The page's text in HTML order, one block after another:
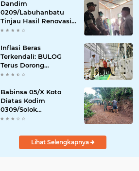
Dandim
0209/Labuhanbatu
Tinjau Hasil Renovasi
RTLH Program Karya
Tahun 2026
Inflasi Beras
Terkendali: BULOG
Terus Dorong
Perluasan Jaringan
Turun di Ratusan
Daerah
Babinsa 05/X Koto
Diatas Kodim
0309/Solok
Melaksanakan Karya
Usaha Tani Bersama
Lihat Selengkapnya